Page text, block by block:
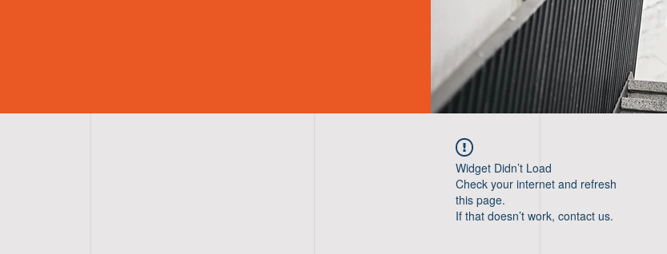
Widget Didn’t Load
Check your internet and refresh
this page.
If that doesn’t work, contact us.